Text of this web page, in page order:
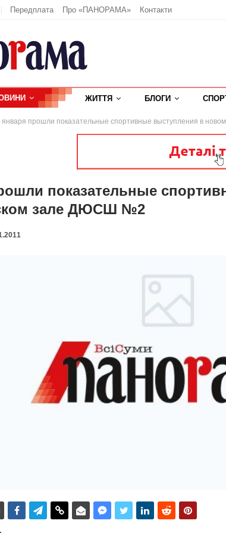
Передплата Про «ПАНОРАМА» Контакти
ЖИТТЯ БЛОГИ
января прошли показательные спортивные выступления в
показательные
зале ДЮСШ №2